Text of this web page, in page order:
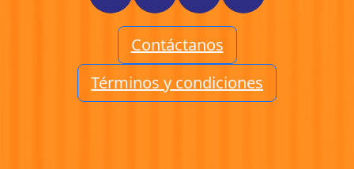
Contáctanos
Términos y condiciones